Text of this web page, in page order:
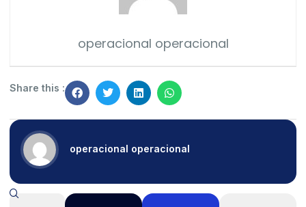
operacional operacional
Share this :
operacional operacional